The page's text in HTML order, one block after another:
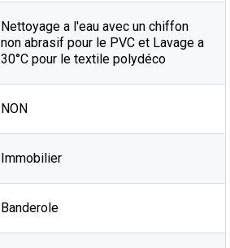
Nettoyage a l'eau avec un chiffon
non abrasif pour le PVC et Lavage a
30°C pour le textile polydéco
NON
Immobilier
Banderole